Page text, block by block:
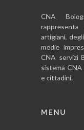
CNA
artigiani,
medie
CNA servizi
sistema
e cittadini.
MENU